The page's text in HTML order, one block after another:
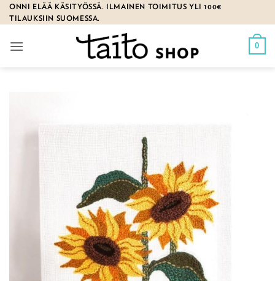
Skip
to
ONNI ELÄÄ KÄSITYÖSSÄ. ILMAINEN TOIMITUS YLI 100€
TILAUKSIIN SUOMESSA.
0